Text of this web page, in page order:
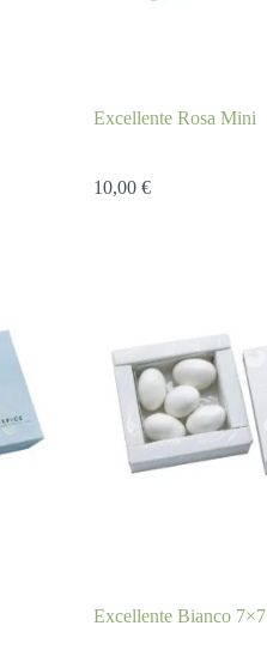
Excellente Rosa Mini
10,00 €
Excellente Bianco 7×7